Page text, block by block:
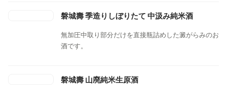
磐城壽 季造りしぼりたて 中汲み純米酒
無加圧中取り部分だけを直接瓶詰めした澱がらみのお
酒です。
磐城壽 山廃純米生原酒